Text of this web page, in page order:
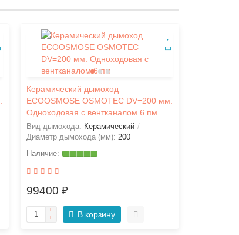
Керамический дымоход
ECOOSMOSE OSMOTEC DV=200 мм.
Одноходовая с вентканалом 6 пм
Вид дымохода: Керамический
Диаметр дымохода (мм): 200
99400 ₽
В корзину